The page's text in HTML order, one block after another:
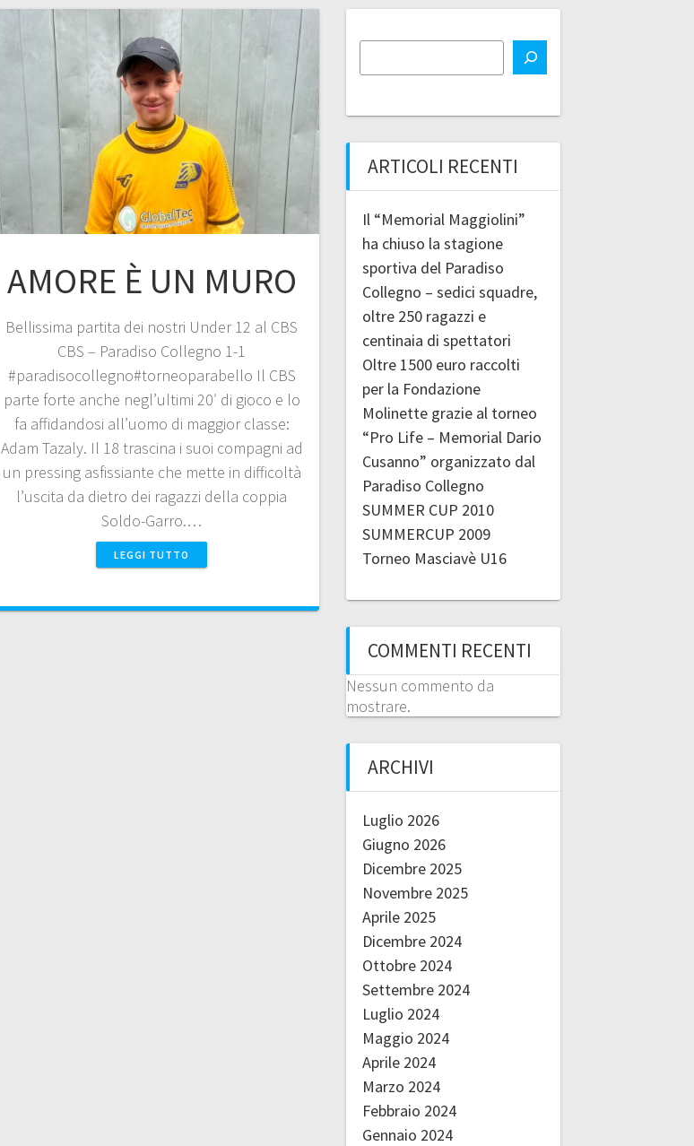
AMORE È UN MURO
Bellissima partita dei nostri Under 12 al CBS
CBS – Paradiso Collegno 1-1
#paradisocollegno#torneoparabello Il CBS
parte forte anche negl’ultimi 20′ di gioco e lo
fa affidandosi all’uomo di maggior classe:
Adam Tazaly. Il 18 trascina i suoi compagni ad
un pressing asfissiante che mette in difficoltà
l’uscita da dietro dei ragazzi della coppia
Soldo-Garro.…
LEGGI TUTTO
ARTICOLI RECENTI
Il “Memorial Maggiolini”
ha chiuso la stagione
sportiva del Paradiso
Collegno – sedici squadre,
oltre 250 ragazzi e
centinaia di spettatori
Oltre 1500 euro raccolti
per la Fondazione
Molinette grazie al torneo
“Pro Life – Memorial Dario
Cusanno” organizzato dal
Paradiso Collegno
SUMMER CUP 2010
SUMMERCUP 2009
Torneo Masciavè U16
COMMENTI RECENTI
Nessun commento da
mostrare.
ARCHIVI
Luglio 2026
Giugno 2026
Dicembre 2025
Novembre 2025
Aprile 2025
Dicembre 2024
Ottobre 2024
Settembre 2024
Luglio 2024
Maggio 2024
Aprile 2024
Marzo 2024
Febbraio 2024
Gennaio 2024